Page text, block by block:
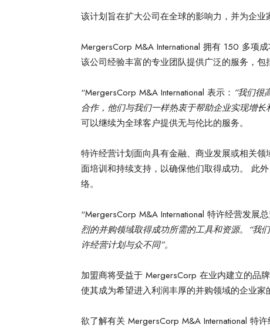
该计划旨在扩大公司在全球的影响力，并为企业
MergersCorp M&A International 拥有 150 多项
该公司经验丰富的专业团队提供广泛的服务，包
“MergersCorp M&A International 表示： “我们很
合作，他们与我们一样热衷于帮助企业实现增长
可以继续为全球客户提供无与伦比的服务。
特许经营计划面向具有金融、商业发展或相关
面培训和持续支持，以确保他们取得成功。 此
络。
“MergersCorp M&A International 特许经营发展总
烈的并购领域取得成功所需的工具和资源。 “我
许经营计划与众不同”。
加盟商将受益于 MergersCorp 在业内建立的品
使其成为希望进入利润丰厚的并购领域的企业家
欲了解有关 MergersCorp M&A International 特